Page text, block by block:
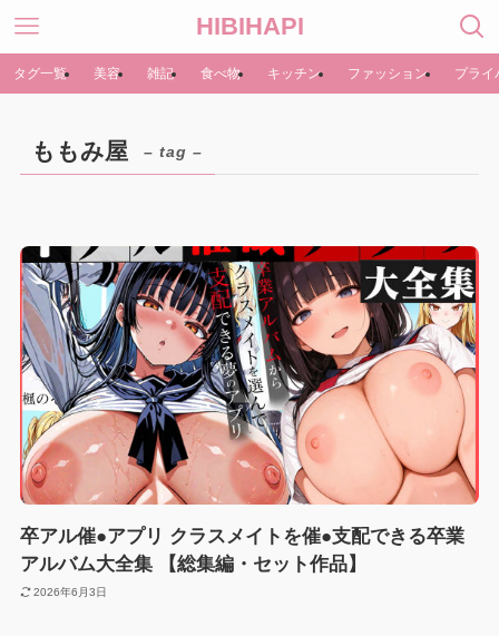
HIBIHAPI
タグ一覧 美容 雑記 食べ物 キッチン ファッション プライ
ももみ屋 – tag –
卒アル催●アプリ クラスメイトを催●支配できる卒業
アルバム大全集 【総集編・セット作品】
2026年6月3日